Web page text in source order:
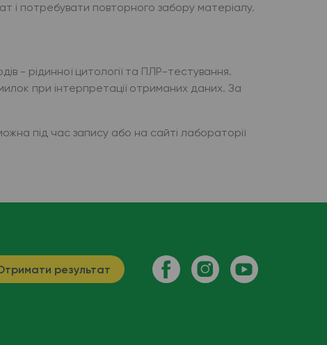
і потребувати повторного забору матеріалу.
- рідинної цитології та ПЛР-тестування.
при інтерпретації отриманих даних. За
під час запису або на сайті лабораторії
результат